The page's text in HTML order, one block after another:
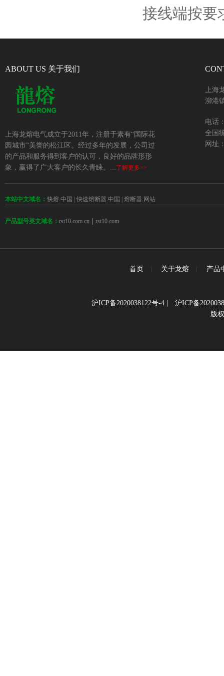
接线端按要
ABOUT US 关于我们
上海龙熔电气成立于2011年，注册于素有“国际花
园城市”美誉的松江区。经过多年的发展，公司过
的产品和服务得到客户的认可，良好的品牌形形
象，赢得了广大客户的长久青睐。...了解更多>>
上海
泖港
电话
全国
网址
本站中文域名： 快熔.中国 快速熔断器.中国 熔断器.网站
产品型号英文域名： rst10.com.cn | rst10.com
首页 关于龙熔 产品
沪ICP备2020038122号-4| 沪ICP备
版